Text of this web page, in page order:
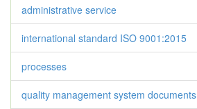
administrative service
international standard ISO 9001:2015
processes
quality management system documents